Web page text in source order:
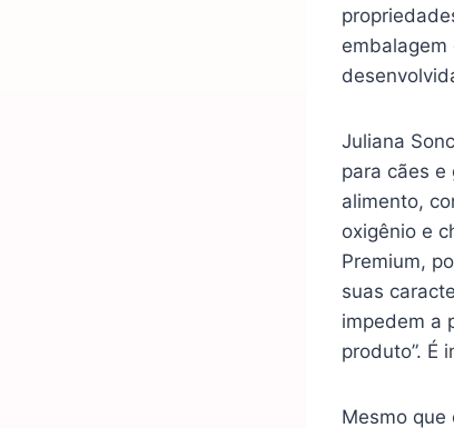
Juliana
para cães e
alimento,
oxigênio e
Premium,
suas
impedem a
produto”. É
Mesmo que